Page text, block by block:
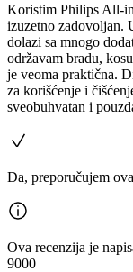
Koristim Philips All-
izuzetno zadovoljan.
dolazi sa mnogo
održavam bradu,
je veoma praktična.
za korišćenje i
sveobuhvatan i
Da, preporučujem
Ova recenzija je
9000